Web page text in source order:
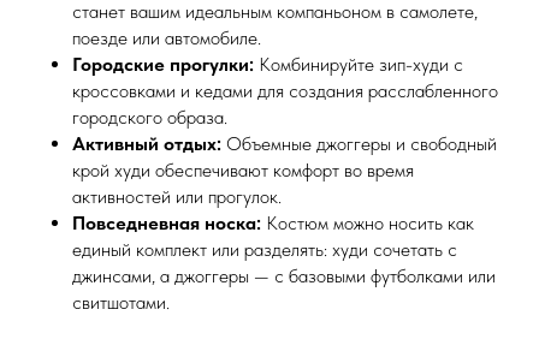
станет вашим идеальным компаньоном в самолете,
поезде или автомобиле.
Городские прогулки: Комбинируйте зип-худи с
кроссовками и кедами для создания расслабленного
городского образа.
Активный отдых: Объемные джоггеры и свободный
крой худи обеспечивают комфорт во время
активностей или прогулок.
Повседневная носка: Костюм можно носить как
единый комплект или разделять: худи сочетать с
джинсами, а джоггеры — с базовыми футболками или
свитшотами.